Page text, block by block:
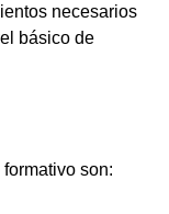
necesarios
básico de
son: